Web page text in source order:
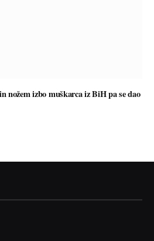
nožem izbo muškarca iz BiH pa se dao